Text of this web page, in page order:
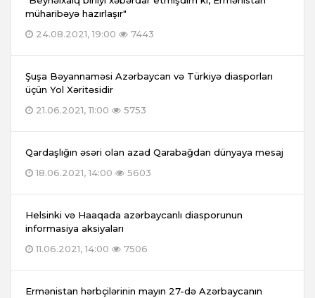
müharibəyə hazırlaşır"
24.08.2021, 19:00
7443
Şuşa Bəyannaməsi Azərbaycan və Türkiyə diasporları
üçün Yol Xəritəsidir
21.06.2021, 11:00
5753
Qardaşlığın əsəri olan azad Qarabağdan dünyaya mesaj
18.06.2021, 14:00
5603
Helsinki və Haaqada azərbaycanlı diasporunun
informasiya aksiyaları
11.06.2021, 14:00
7506
Ermənistan hərbçilərinin mayın 27-də Azərbaycanın